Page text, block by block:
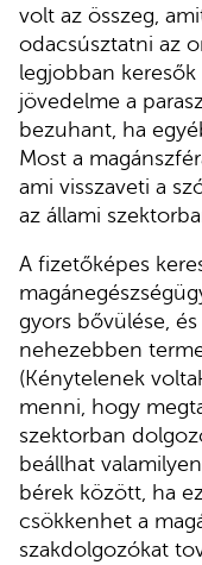
volt az összeg,
odacsúsztatni az
legjobban
jövedelme a
bezuhant, ha
Most a
ami visszaveti a
az állami
A fizetőképes
gyors bővülése,
nehezebben
(Kénytelenek
menni, hogy
szektorban
beállhat
bérek között, ha
csökkenhet a
szakdolgozókat